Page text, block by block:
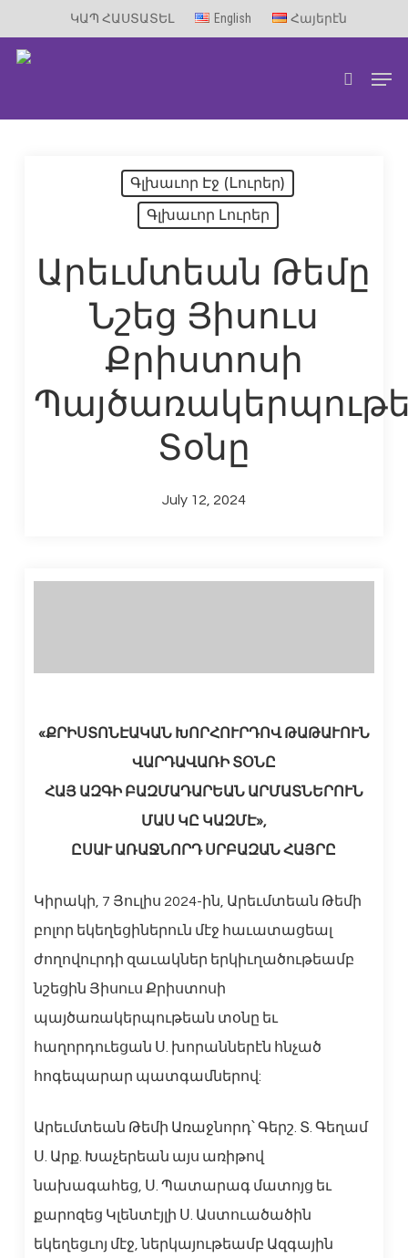
ԿԱՊ ՀԱՍՏԱՏԵԼ English Հայերէն
search
Գլխաւոր Էջ (Lուրեր)
Գլխաւոր Լուրեր
Արեւմտեան Թեմը
Նշեց Յիսուս
Քրիստոսի
Տօնը
July 12, 2024
«ՔՐԻՍՏՈՆԷԱԿԱՆ ԽՈՐՀՈՒՐԴՈՎ ԹԱԹԱՒՈՒՆ
ՎԱՐԴԱՎԱՌԻ ՏՕՆԸ
ՀԱՅ ԱԶԳԻ ԲԱԶՄԱԴԱՐԵԱՆ ԱՐՄԱՏՆԵՐՈՒՆ
ՄԱՍ ԿԸ ԿԱԶՄԷ»,
ԸՍԱՒ ԱՌԱՋՆՈՐԴ ՍՐԲԱԶԱՆ ՀԱՅՐԸ
Կիրակի, 7 Յուլիս 2024-ին, Արեւմտեան Թեմի
բոլոր եկեղեցիներուն մէջ հաւատացեալ
ժողովուրդի զաւակներ երկիւղածութեամբ
նշեցին Յիսուս Քրիստոսի
պայծառակերպութեան տօնը եւ
հաղորդուեցան Ս. խորաններէն հնչած
հոգեպարար պատգամներով:
Արեւմտեան Թեմի Առաջնորդ՝ Գերշ. Տ. Գեղամ
Ս. Արք. Խաչերեան այս առիթով
նախագահեց, Ս. Պատարագ մատոյց եւ
քարոզեց Կլենտէյլի Ս. Աստուածածին
եկեղեցւոյ մէջ, ներկայութեամբ Ազգային